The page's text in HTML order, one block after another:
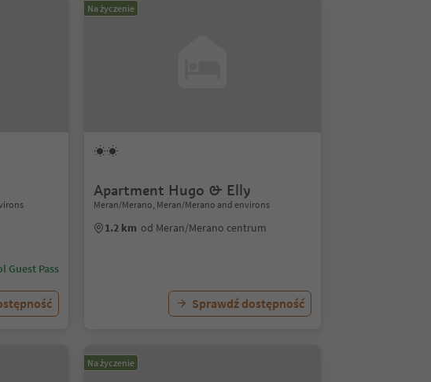
Guest Pass
Na życzenie
Apartment Hugo & Elly
Meran/Merano, Meran/Merano and environs
1.2 km od Meran/Merano centrum
Sprawdź dostępność
Na życzenie